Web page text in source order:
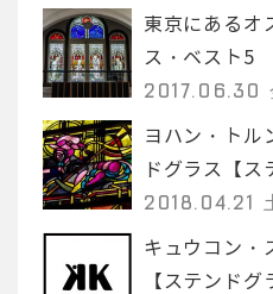
東京にあるオ
ス・ベスト5
2017.06.30
ヨハン・トル
ドグラス【ス
2018.04.21
キュウコン・
【ステンド